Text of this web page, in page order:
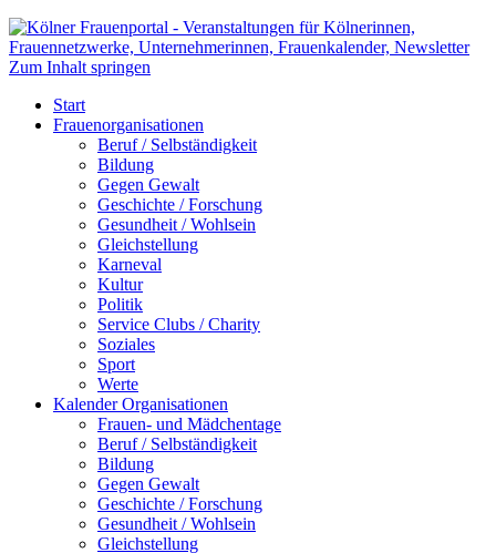
Kölner Frauenportal
Veranstaltungen für Kölnerinnen,
Frauennetzwerke, Unternehmerinnen,
Frauenkalender, Newsletter
Zum Inhalt springen
Start
Frauenorganisationen
Beruf / Selbständigkeit
Bildung
Gegen Gewalt
Geschichte / Forschung
Gesundheit / Wohlsein
Gleichstellung
Karneval
Kultur
Politik
Service Clubs / Charity
Soziales
Sport
Werte
Kalender Organisationen
Frauen- und Mädchentage
Beruf / Selbständigkeit
Bildung
Gegen Gewalt
Geschichte / Forschung
Gesundheit / Wohlsein
Gleichstellung